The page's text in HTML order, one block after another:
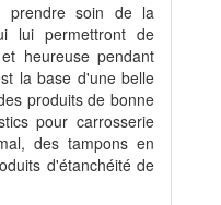
prendre soin de la
lui permettront de
heureuse pendant
la base d'une belle
produits de bonne
pour carrosserie
des tampons en
d'étanchéité de